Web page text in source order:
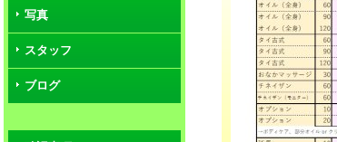
写真
スタッフ
ブログ